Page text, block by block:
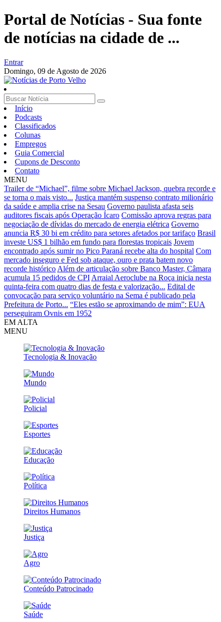
Portal de Notícias - Sua fonte
de notícias na cidade de ...
Entrar
Domingo, 09 de Agosto de 2026
Início
Podcasts
Classificados
Colunas
Empregos
Guia Comercial
Cupons de Desconto
Contato
MENU
Trailer de “Michael”, filme sobre Michael Jackson, quebra recorde e
se torna o mais visto... Justiça mantém suspenso contrato milionário
da saúde e amplia crise na Sesau Governo paulista afasta seis
auditores fiscais após Operação Ícaro Comissão aprova regras para
negociação de dívidas do mercado de energia elétrica Governo
anuncia R$ 30 bi em crédito para setores afetados por tarifaço Brasil
investe US$ 1 bilhão em fundo para florestas tropicais Jovem
encontrado após sumir no Pico Paraná recebe alta do hospital Com
mercado inseguro e Fed sob ataque, ouro e prata batem novo
recorde histórico Além de articulação sobre Banco Master, Câmara
acumula 15 pedidos de CPI Arraial Aeroclube na Roça inicia nesta
quinta-feira com quatro dias de festa e valorização... Edital de
convocação para serviço voluntário na Sema é publicado pela
Prefeitura de Porto... “Eles estão se aproximando de mim”: EUA
perseguiram Ovnis em 1952
EM ALTA
MENU
Tecnologia & Inovação
Mundo
Policial
Esportes
Educação
Política
Direitos Humanos
Justiça
Agro
Conteúdo Patrocinado
Saúde